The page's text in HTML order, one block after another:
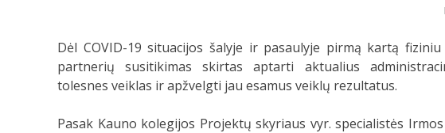
Dėl COVID-19 situacijos šalyje ir pasaulyje pirmą kartą
partnerių susitikimas skirtas aptarti aktualius
tolesnes veiklas ir apžvelgti jau esamus veiklų rezultatus.
Pasak Kauno kolegijos Projektų skyriaus vyr. specialistės